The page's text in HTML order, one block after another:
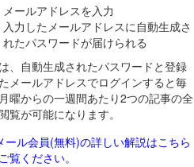
メールアドレスを入力
入力したメールアドレスに自動生成さ
れたパスワードが届けられる
、自動生成されたパスワードと登録
メールアドレスでログインすると毎
曜からの一週間あたり2つの記事の全
覧が可能になります。
ール会員(無料)の詳しい解説はこちら
覧ください。